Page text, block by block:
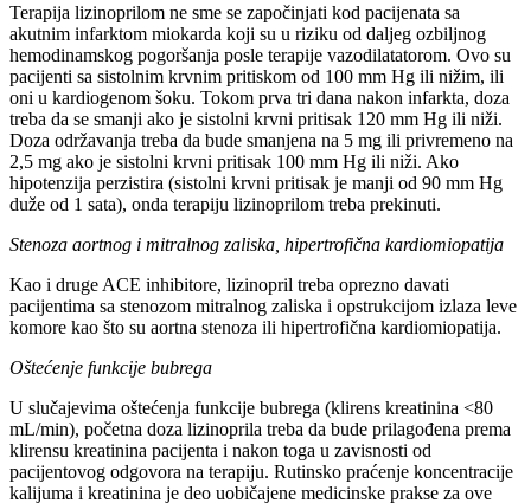
Terapija lizinoprilom ne sme se započinjati kod pacijenata sa
akutnim infarktom miokarda koji su u riziku od daljeg ozbiljnog
hemodinamskog pogoršanja posle terapije vazodilatatorom. Ovo su
pacijenti sa sistolnim krvnim pritiskom od 100 mm Hg ili nižim, ili
oni u kardiogenom šoku. Tokom prva tri dana nakon infarkta, doza
treba da se smanji ako je sistolni krvni pritisak 120 mm Hg ili niži.
Doza održavanja treba da bude smanjena na 5 mg ili privremeno na
2,5 mg ako je sistolni krvni pritisak 100 mm Hg ili niži. Ako
hipotenzija perzistira (sistolni krvni pritisak je manji od 90 mm Hg
duže od 1 sata), onda terapiju lizinoprilom treba prekinuti.
Stenoza aortnog i mitralnog zaliska, hipertrofična kardiomiopatija
Kao i druge ACE inhibitore, lizinopril treba oprezno davati
pacijentima sa stenozom mitralnog zaliska i opstrukcijom izlaza leve
komore kao što su aortna stenoza ili hipertrofična kardiomiopatija.
Oštećenje funkcije bubrega
U slučajevima oštećenja funkcije bubrega (klirens kreatinina <80
mL/min), početna doza lizinoprila treba da bude prilagođena prema
klirensu kreatinina pacijenta i nakon toga u zavisnosti od
pacijentovog odgovora na terapiju. Rutinsko praćenje koncentracije
kalijuma i kreatinina je deo uobičajene medicinske prakse za ove